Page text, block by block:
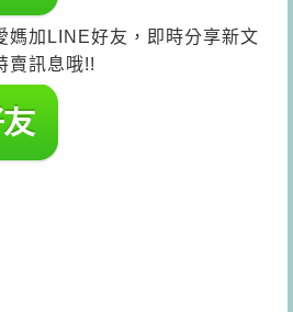
媽加LINE好友，即時分享新文
賣訊息哦!!